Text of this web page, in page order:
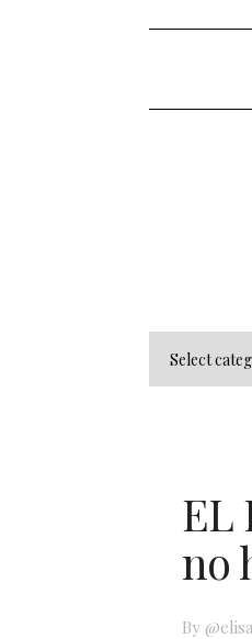
EL
no
By